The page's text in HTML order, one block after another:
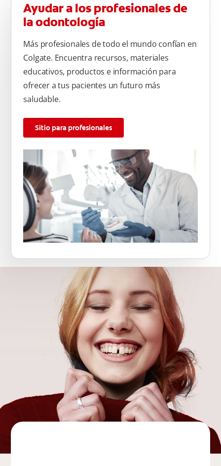
Ayudar a los profesionales de
la odontología
Más profesionales de todo el mundo confían en
Colgate. Encuentra recursos, materiales
educativos, productos e información para
ofrecer a tus pacientes un futuro más
saludable.
Sitio para profesionales